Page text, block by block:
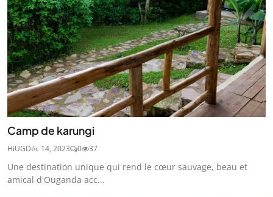
Camp de karungi
HiUGDéc 14, 2023 0 37
Une destination unique qui rend le cœur sauvage, beau et
amical d'Ouganda acc...